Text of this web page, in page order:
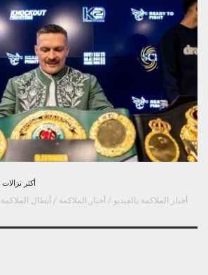
أكثر نزالات
أخبار الملاكمة بالفيديو / أخبار الملاكمة / أبطال الملاكمة